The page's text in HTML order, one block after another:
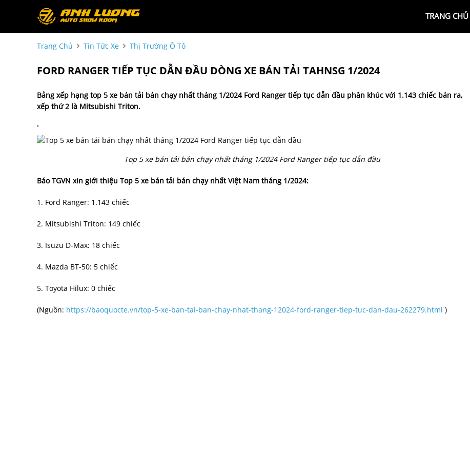
TRANG CHỦ
Trang Chủ Tin Tức Xe Thị Trường Ô Tô
FORD RANGER TIẾP TỤC DẪN ĐẦU DÒNG XE BÁN TẢI TAHNSG 1/2024
Bảng xếp hạng top 5 xe bán tải bán chạy nhất tháng 1/2024 Ford Ranger tiếp tục dẫn đầu phân khúc với 1.143 chiếc bán ra,
xếp thứ 2 là Mitsubishi Triton.
.
Top 5 xe bán tải bán chạy nhất tháng 1/2024 Ford Ranger tiếp tục dẫn đầu
Báo TGVN xin giới thiệu Top 5 xe bán tải bán chạy nhất Việt Nam tháng 1/2024:
1. Ford Ranger: 1.143 chiếc
2. Mitsubishi Triton: 149 chiếc
3. Isuzu D-Max: 18 chiếc
4. Mazda BT-50: 5 chiếc
5. Toyota Hilux: 0 chiếc
(Nguồn: https://baoquocte.vn/top-5-xe-ban-tai-ban-chay-nhat-thang-12024-ford-ranger-tiep-tuc-dan-dau-262279.html )